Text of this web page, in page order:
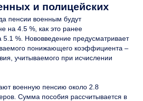
и полицейских
пенсии военным будут
на 4.5 %, как это ранее
5.1 %. Нововведение предусматривает
понижающего коэффициента –
учитываемого при исчислении
военную пенсию около 2.8
Сумма пособия рассчитывается в